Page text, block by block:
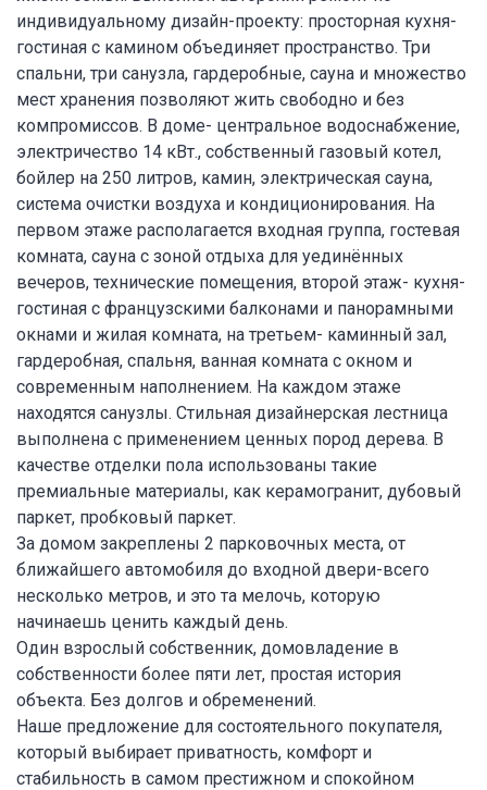
индивидуальному дизайн-проекту: просторная кухня-
гостиная с камином объединяет пространство. Три
спальни, три санузла, гардеробные, сауна и множество
мест хранения позволяют жить свободно и без
компромиссов. В доме- центральное водоснабжение,
электричество 14 кВт., собственный газовый котел,
бойлер на 250 литров, камин, электрическая сауна,
система очистки воздуха и кондиционирования. На
первом этаже располагается входная группа, гостевая
комната, сауна с зоной отдыха для уединённых
вечеров, технические помещения, второй этаж- кухня-
гостиная с французскими балконами и панорамными
окнами и жилая комната, на третьем- каминный зал,
гардеробная, спальня, ванная комната с окном и
современным наполнением. На каждом этаже
находятся санузлы. Стильная дизайнерская лестница
выполнена с применением ценных пород дерева. В
качестве отделки пола использованы такие
премиальные материалы, как керамогранит, дубовый
паркет, пробковый паркет.
За домом закреплены 2 парковочных места, от
ближайшего автомобиля до входной двери-всего
несколько метров, и это та мелочь, которую
начинаешь ценить каждый день.
Один взрослый собственник, домовладение в
собственности более пяти лет, простая история
объекта. Без долгов и обременений.
Наше предложение для состоятельного покупателя,
который выбирает приватность, комфорт и
стабильность в самом престижном и спокойном